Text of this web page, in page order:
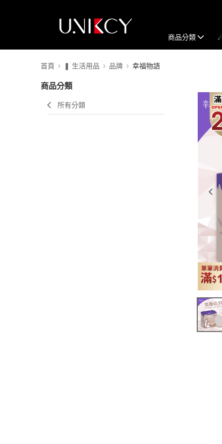
商品分類
首頁 ❚ 生活用品 品牌 幸福物語
商品分類
所有分類